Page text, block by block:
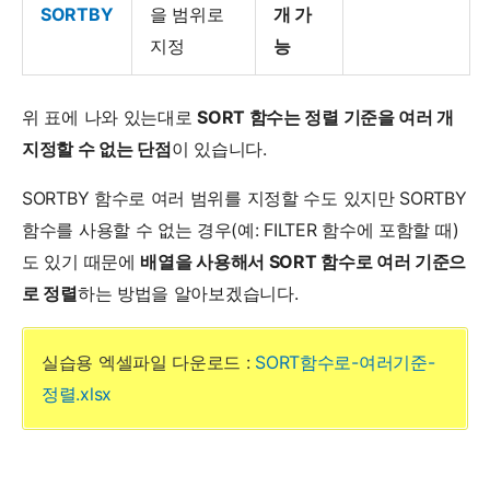
SORTBY
을 범위로
지정
개 가
능
위 표에 나와 있는대로SORT 함수는 정렬 기준을 여러 개
지정할 수 없는 단점이 있습니다.
SORTBY 함수로 여러 범위를 지정할 수도 있지만 SORTBY
함수를 사용할 수 없는 경우(예: FILTER 함수에 포함할 때)
도 있기 때문에 배열을 사용해서 SORT 함수로 여러 기준으
로 정렬하는 방법을 알아보겠습니다.
실습용 엑셀파일 다운로드 : SORT함수로-여러기준-
정렬.xlsx